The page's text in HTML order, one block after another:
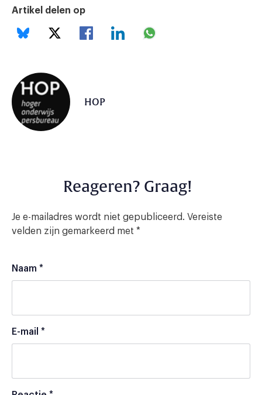
Artikel delen op
HOP
Reageren? Graag!
Je e-mailadres wordt niet gepubliceerd. Vereiste
velden zijn gemarkeerd met *
Naam *
E-mail *